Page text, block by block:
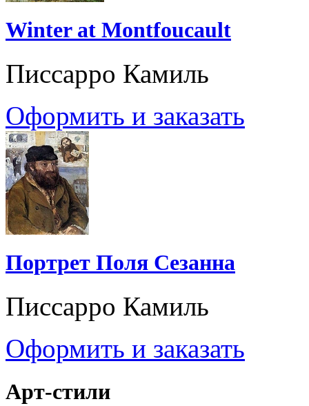
Winter at Montfoucault
Писсарро Камиль
Оформить и заказать
Портрет Поля Сезанна
Писсарро Камиль
Оформить и заказать
Арт-стили